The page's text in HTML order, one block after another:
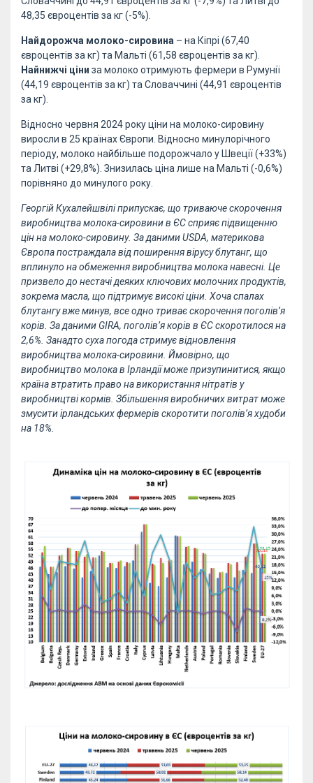
48,35 євроцентів за кг (-5%).
Найдорожча молоко-сировина – на Кіпрі (67,40
євроцентів за кг) та Мальті (61,58 євроцентів за кг).
Найнижчі ціни за молоко отримують фермери в Румунії
(44,19 євроцентів за кг) та Словаччині (44,91 євроцентів
за кг).
Відносно червня 2024 року ціни на молоко-сировину
виросли в 25 країнах Європи. Відносно минулорічного
періоду, молоко найбільше подорожчало у Швеції (+33%)
та Литві (+29,8%). Знизилась ціна лише на Мальті (-0,6%)
порівняно до минулого року.
Георгій Кухалейшвілі припускає, що триваюче скорочення
виробництва молока-сировини в ЄС сприяє підвищенню
цін на молоко-сировину. За даними USDA, материкова
Європа постраждала від поширення вірусу блутанг, що
вплинуло на обмеження виробництва молока навесні. Це
призвело до нестачі деяких ключових молочних продуктів,
зокрема масла, що підтримує високі ціни. Хоча спалах
блутангу вже минув, все одно триває скорочення поголів’я
корів. За даними GIRA, поголів’я корів в ЄС скоротилося на
2,6%. Занадто суха погода стримує відновлення
виробництва молока-сировини. Ймовірно, що
виробництво молока в Ірландії може призупинитися, якщо
країна втратить право на використання нітратів у
виробництві кормів. Збільшення виробничих витрат може
змусити ірландських фермерів скоротити поголів’я худоби
на 18%.